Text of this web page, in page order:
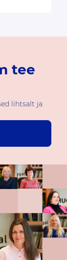
tee
lihtsalt ja